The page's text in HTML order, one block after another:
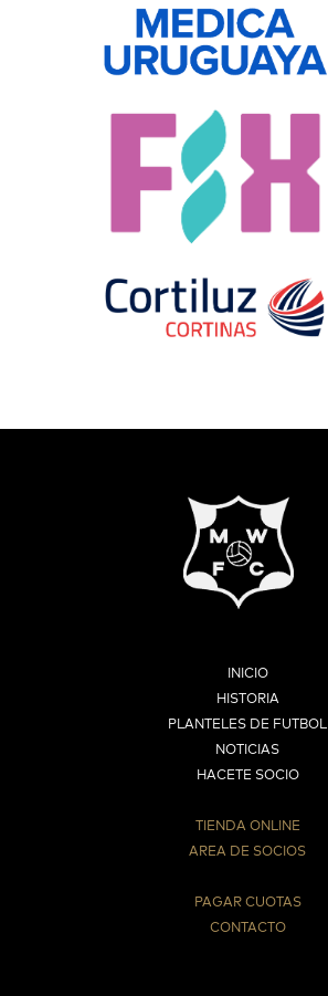
INICIO
HISTORIA
PLANTELES DE FUTBOL
NOTICIAS
HACETE SOCIO
TIENDA ONLINE
AREA DE SOCIOS
PAGAR CUOTAS
CONTACTO